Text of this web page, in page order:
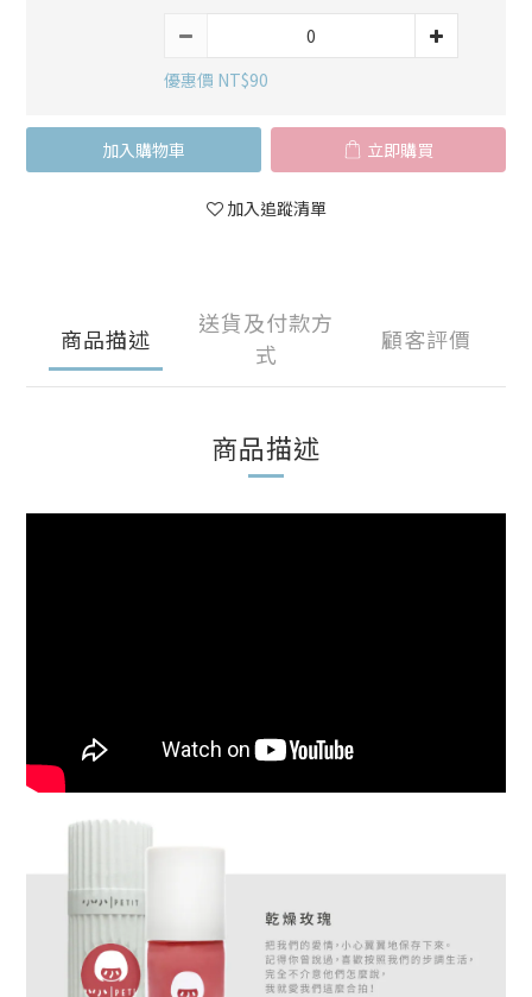
優惠價 NT$90
加入購物車 立即購買
加入追蹤清單
商品描述
送貨及付款方
式
顧客評價
商品描述